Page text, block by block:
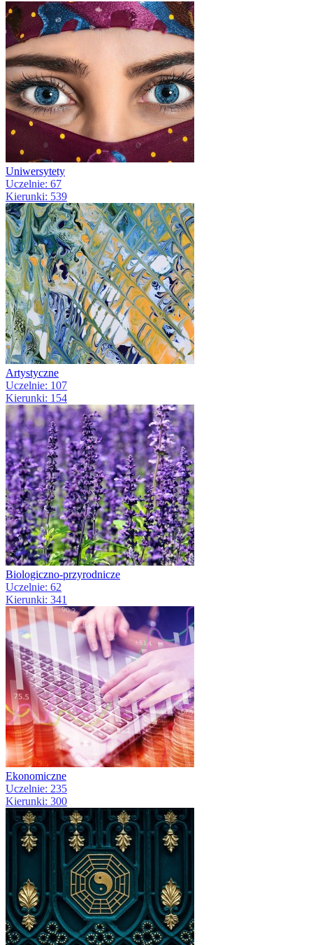
Uniwersytety
Uczelnie: 67
Kierunki: 539
Artystyczne
Uczelnie: 107
Kierunki: 154
Biologiczno-przyrodnicze
Uczelnie: 62
Kierunki: 341
Ekonomiczne
Uczelnie: 235
Kierunki: 300